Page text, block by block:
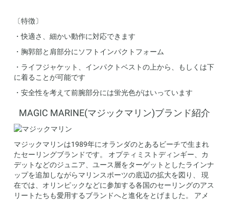
〔特徴〕
・快適さ、細かい動作に対応できます
・胸郭部と肩部分にソフトインパクトフォーム
・ライフジャケット、インパクトベストの上から、もしくは下
に着ることが可能です
・安全性を考えて前腕部分には蛍光色がはいっています
MAGIC MARINE(マジックマリン)ブランド紹介
マジックマリンは1989年にオランダのとあるビーチで生まれ
たセーリングブランドです。 オプティミストディンギー、カ
デットなどのジュニア、ユース層をターゲットとしたラインナ
ップを追加しながらマリンスポーツの底辺の拡大を図り、 現
在では、オリンピックなどに参加する各国のセーリングのアス
リートたちも愛用するブランドへと進化をとげました。 アメ